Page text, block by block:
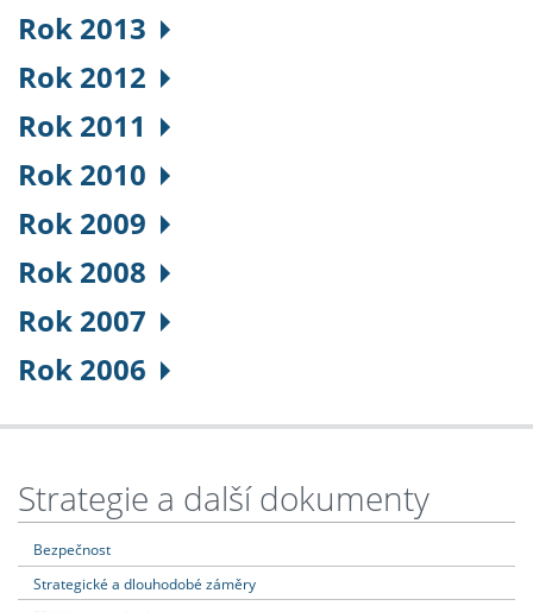
Rok 2013
Rok 2012
Rok 2011
Rok 2010
Rok 2009
Rok 2008
Rok 2007
Rok 2006
Strategie a další dokumenty
Bezpečnost
Strategické a dlouhodobé záměry